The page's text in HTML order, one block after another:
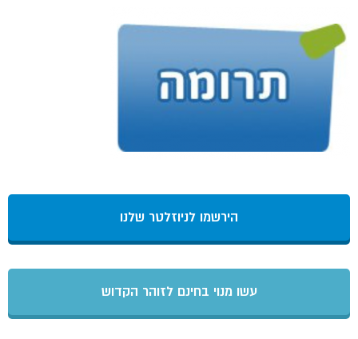
הירשמו לניוזלטר שלנו
עשו מנוי בחינם לזוהר הקדוש